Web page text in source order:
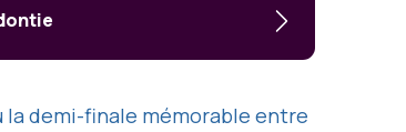
la demi-finale mémorable entre